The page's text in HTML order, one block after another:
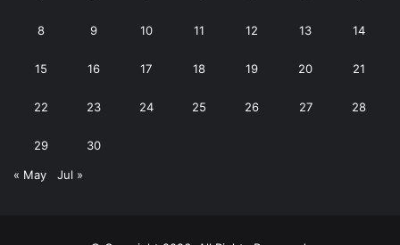
8 9 10 11 12 13 14
15 16 17 18 19 20 21
22 23 24 25 26 27 28
29 30
« May Jul »